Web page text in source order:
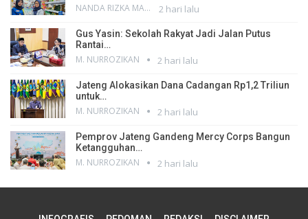
NANDA RIZKA MAHENDRA 2 hari lalu
Gus Yasin: Sekolah Rakyat Jadi Jalan Putus
Rantai…
M. NURROZIKAN 2 hari lalu
Jateng Alokasikan Dana Cadangan Rp1,2 Triliun
untuk…
M. NURROZIKAN 2 hari lalu
Pemprov Jateng Gandeng Mercy Corps Bangun
Ketangguhan…
M. NURROZIKAN 2 hari lalu